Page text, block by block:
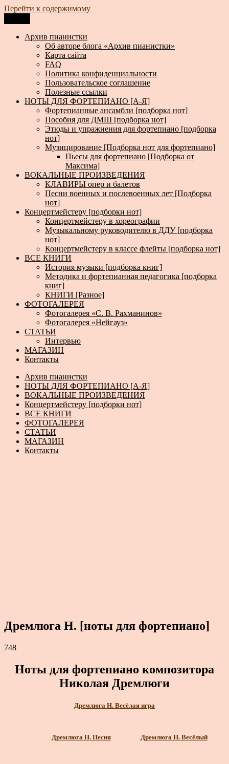
Перейти к содержимому
Архив пианистки
Всё для пианистов: ноты, книги, музыка, статьи…
Архив пианистки
Об авторе блога «Архив пианистки»
Карта сайта
FAQ
Политика конфиденциальности
Пользовательское соглашение
Полезные ссылки
НОТЫ ДЛЯ ФОРТЕПИАНО [А-Я]
Фортепианные ансамбли [подборка нот]
Пособия для ДМШ [подборка нот]
Этюды и упражнения для фортепиано [подборка
нот]
Музицирование [Подборка нот для фортепиано]
Пьесы для фортепиано [Подборка от
Максима]
ВОКАЛЬНЫЕ ПРОИЗВЕДЕНИЯ
КЛАВИРЫ опер и балетов
Песни военных и послевоенных лет [Подборка
нот]
Концертмейстеру [подборки нот]
Концертмейстеру в хореографии
Музыкальному руководителю в ДДУ [подборка
нот]
Концертмейстеру в классе флейты [подборка нот]
ВСЕ КНИГИ
История музыки [подборка книг]
Методика и фортепианная педагогика [подборка
книг]
КНИГИ [Разное]
ФОТОГАЛЕРЕЯ
Фотогалерея «С. В. Рахманинов»
Фотогалерея «Нейгауз»
СТАТЬИ
Интервью
МАГАЗИН
Контакты
Архив пианистки
НОТЫ ДЛЯ ФОРТЕПИАНО [А-Я]
ВОКАЛЬНЫЕ ПРОИЗВЕДЕНИЯ
Концертмейстеру [подборки нот]
ВСЕ КНИГИ
ФОТОГАЛЕРЕЯ
СТАТЬИ
МАГАЗИН
Контакты
Дремлюга Н. [ноты для фортепиано]
748
Ноты для фортепиано композитора
Николая Дремлюги
Дремлюга Н. Весёлая игра
Дремлюга Н. Песня Дремлюга Н. Весёлый